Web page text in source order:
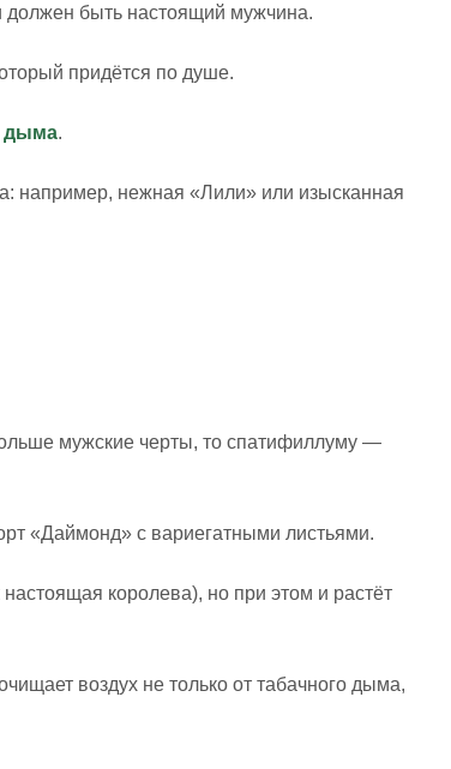
быть настоящий мужчина.
придётся по душе.
дыма.
например, нежная «Лили» или изысканная
мужские черты, то спатифиллуму —
«Даймонд» с вариегатными листьями.
королева), но при этом и растёт
воздух не только от табачного дыма,